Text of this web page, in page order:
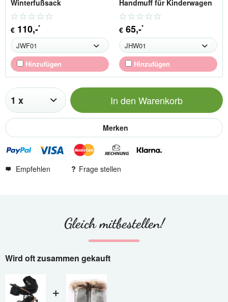
Winterfußsack
€ 110,-*
Hinzufügen
Handmuff für Kinderwagen
€ 65,-*
Hinzufügen
In den Warenkorb
Merken
Empfehlen Frage stellen
Gleich mitbestellen!
Wird oft zusammen gekauft